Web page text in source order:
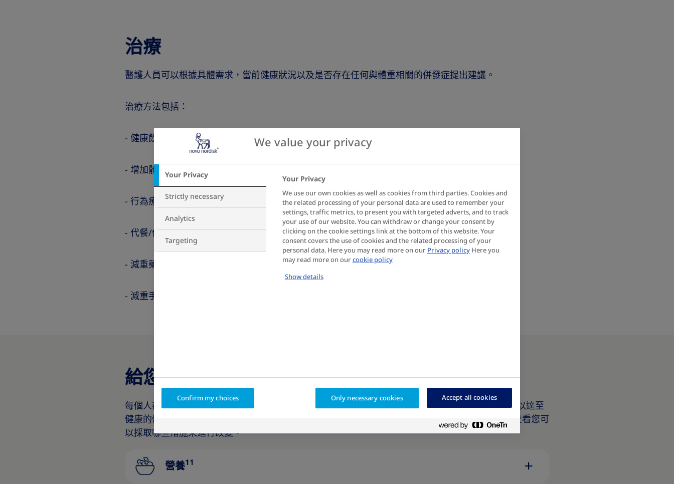
治療
醫護人員可以根據具體需求，當前健康狀況以及是否存在任何與體重相關的併發症提出建議。
治療方法包括：
- 健康飲食
- 增加體力活動
- 行為療法
- 代餐/低熱量飲食
- 減重藥物
- 減重手術
給您的建議
每個人都應有健康的生活方式。但是，當您的 BMI 顯示您有超重或肥胖，那麼是時候作出改變了，以達至
健康的體重。許多因素都會影響您的體重，因此您也可嘗試不同的方式控制體重。點撃以下項目，查看您可
以採取哪些措施來進行改變。
營養11
We value your privacy
Your Privacy
Strictly necessary
Analytics
Targeting
Your Privacy
We use our own cookies as well as cookies from third parties. Cookies and
the related processing of your personal data are used to remember your
settings, traffic metrics, to present you with targeted adverts, and to track
your use of our website. You can withdraw or change your consent by
clicking on the cookie settings link at the bottom of this website. Your
consent covers the use of cookies and the related processing of your
personal data. Here you may read more on our Privacy policyHere you
may read more on ourcookie policy
Show details
Confirm my choices Only necessary cookies Accept all cookies